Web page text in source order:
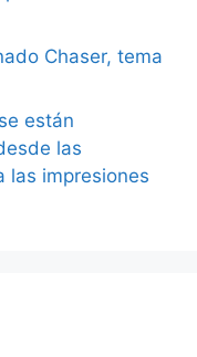
Chaser, tema
están
las
las impresiones